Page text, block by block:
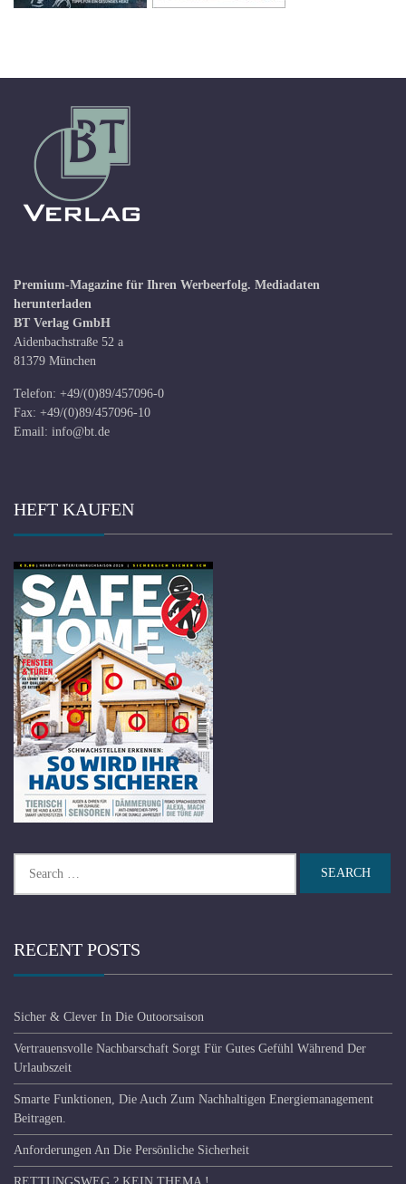
Premium-Magazine für Ihren Werbeerfolg. Mediadaten
herunterladen
BT Verlag GmbH
Aidenbachstraße 52 a
81379 München
Telefon: +49/(0)89/457096-0
Fax: +49/(0)89/457096-10
Email: info@bt.de
HEFT KAUFEN
for:
RECENT POSTS
Sicher & Clever In Die Outoorsaison
Vertrauensvolle Nachbarschaft Sorgt Für Gutes Gefühl Während Der
Urlaubszeit
Smarte Funktionen, Die Auch Zum Nachhaltigen Energiemanagement
Beitragen.
Anforderungen An Die Persönliche Sicherheit